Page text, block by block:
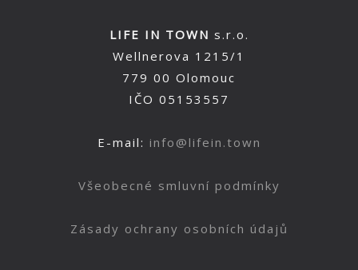
LIFE IN TOWN s.r.o.
Wellnerova 1215/1
779 00 Olomouc
IČO 05153557
E-mail: info@lifein.town
Všeobecné smluvní podmínky
Zásady ochrany osobních údajů